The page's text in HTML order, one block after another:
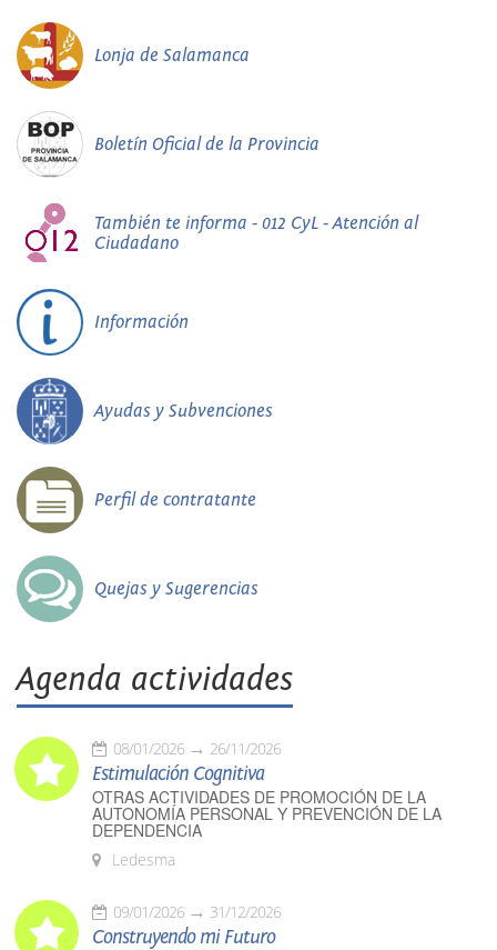
Lonja de Salamanca
Boletín Oficial de la Provincia
También te informa - 012 CyL - Atención al
Ciudadano
Información
Ayudas y Subvenciones
Perfil de contratante
Quejas y Sugerencias
Agenda actividades
08/01/2026 26/11/2026
Estimulación Cognitiva
OTRAS ACTIVIDADES DE PROMOCIÓN DE LA
AUTONOMÍA PERSONAL Y PREVENCIÓN DE LA
DEPENDENCIA
Ledesma
09/01/2026 31/12/2026
Construyendo mi Futuro